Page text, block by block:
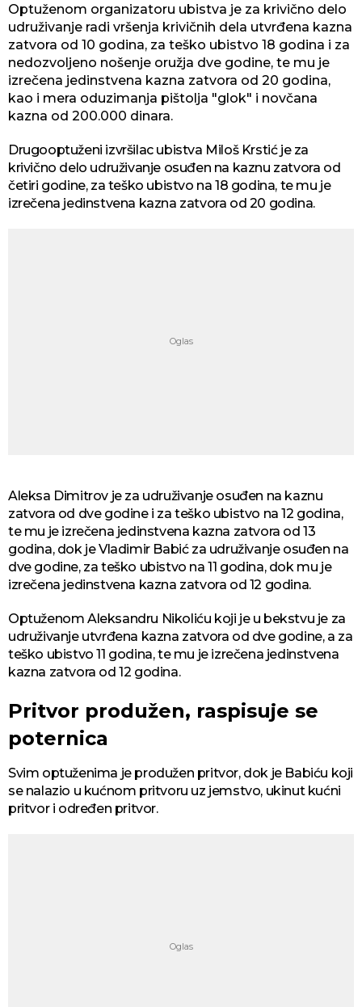
Optuženom organizatoru ubistva je za krivično delo
udruživanje radi vršenja krivičnih dela utvrđena kazna
zatvora od 10 godina, za teško ubistvo 18 godina i za
nedozvoljeno nošenje oružja dve godine, te mu je
izrečena jedinstvena kazna zatvora od 20 godina,
kao i mera oduzimanja pištolja "glok" i novčana
kazna od 200.000 dinara.
Drugooptuženi izvršilac ubistva Miloš Krstić je za
krivično delo udruživanje osuđen na kaznu zatvora od
četiri godine, za teško ubistvo na 18 godina, te mu je
izrečena jedinstvena kazna zatvora od 20 godina.
Aleksa Dimitrov je za udruživanje osuđen na kaznu
zatvora od dve godine i za teško ubistvo na 12 godina,
te mu je izrečena jedinstvena kazna zatvora od 13
godina, dok je Vladimir Babić za udruživanje osuđen na
dve godine, za teško ubistvo na 11 godina, dok mu je
izrečena jedinstvena kazna zatvora od 12 godina.
Optuženom Aleksandru Nikoliću koji je u bekstvu je za
udruživanje utvrđena kazna zatvora od dve godine, a za
teško ubistvo 11 godina, te mu je izrečena jedinstvena
kazna zatvora od 12 godina.
Pritvor produžen, raspisuje se
poternica
Svim optuženima je produžen pritvor, dok je Babiću koji
se nalazio u kućnom pritvoru uz jemstvo, ukinut kućni
pritvor i određen pritvor.